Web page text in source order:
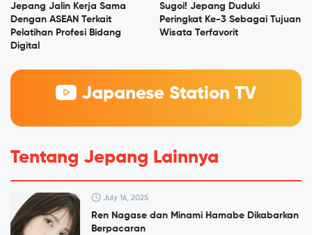
Jepang Jalin Kerja Sama
Dengan ASEAN Terkait
Pelatihan Profesi Bidang
Digital
Sugoi! Jepang Duduki
Peringkat Ke-3 Sebagai Tujuan
Wisata Terfavorit
Japanese Station TV
Tentang Jepang Lainnya
July 16, 2025
Ren Nagase dan Minami Hamabe Dikabarkan
Berpacaran